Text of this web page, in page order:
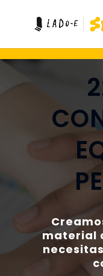
material